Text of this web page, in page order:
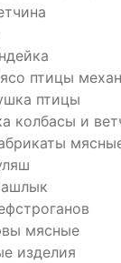
птицы
птицы
колбасы и
мясные
изделия